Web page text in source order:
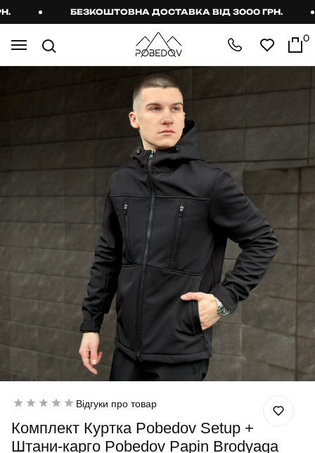
БЕЗКОШТОВНА ДОСТАВКА ВІД 3000 ГРН.
0
Відгуки про товар
Комплект Куртка Pobedov Setup +
Штани-карго Pobedov Papin Brodyaga